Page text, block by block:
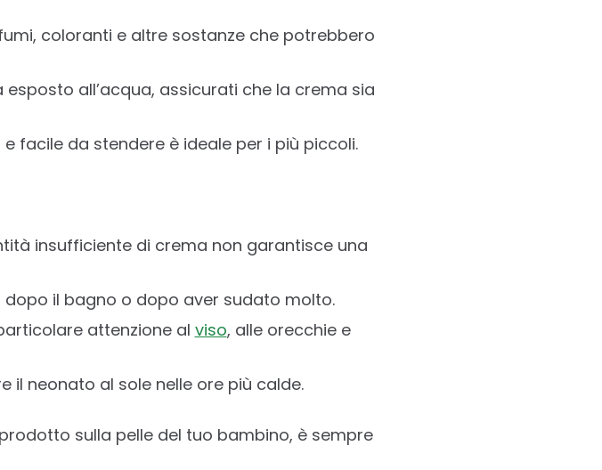
coloranti e altre sostanze che potrebbero
all’acqua, assicurati che la crema sia
facile da stendere è ideale per i più piccoli.
insufficiente di crema non garantisce una
il bagno o dopo aver sudato molto.
attenzione al viso, alle orecchie e
il neonato al sole nelle ore più calde.
sulla pelle del tuo bambino, è sempre